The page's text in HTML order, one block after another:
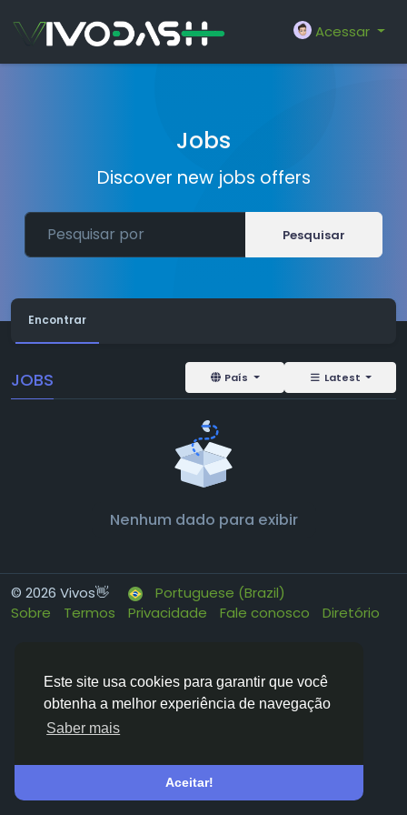
Este site usa cookies para garantir que você
obtenha a melhor experiência de navegação
Saber mais
Aceitar!
Acessar
Jobs
Discover new jobs offers
Pesquisar
Encontrar
JOBS Latest
País
Nenhum dado para exibir
© 2026 Vivos👋
Portuguese (Brazil)
Sobre
Termos Privacidade Fale conosco Diretório